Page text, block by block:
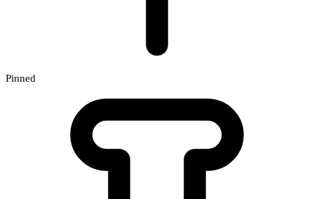
Pinned